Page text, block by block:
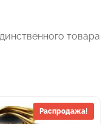
товара
Распродажа!